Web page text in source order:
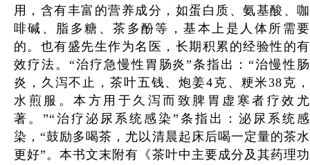
用，含有丰富的营养成分，如蛋白质、氨基酸、咖
啡碱、脂多糖、茶多酚等，基本上是人体所需要
的。也有盛先生作为名医，长期积累的经验性的有
效疗法。“治疗急慢性胃肠炎”条指出：“治慢性肠
炎，久泻不止，茶叶五钱、炮姜4克、粳米38克，
水煎服。本方用于久泻而致脾胃虚寒者疗效尤
著。”“治疗泌尿系统感染”条指出：泌尿系统感
染，“鼓励多喝茶，尤以清晨起床后喝一定量的茶水
更好”。本书文末附有《茶叶中主要成分及其药理功